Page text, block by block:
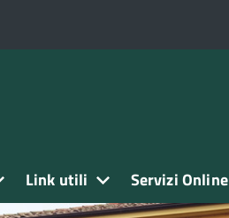
Link utili Servizi Online